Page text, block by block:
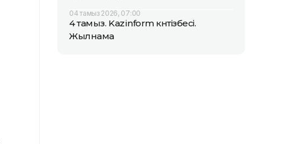
04 тамыз 2026, 07:00
4 тамыз. Kazinform күнтізбесі.
Жылнама